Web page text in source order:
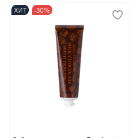
ХИТ -30%